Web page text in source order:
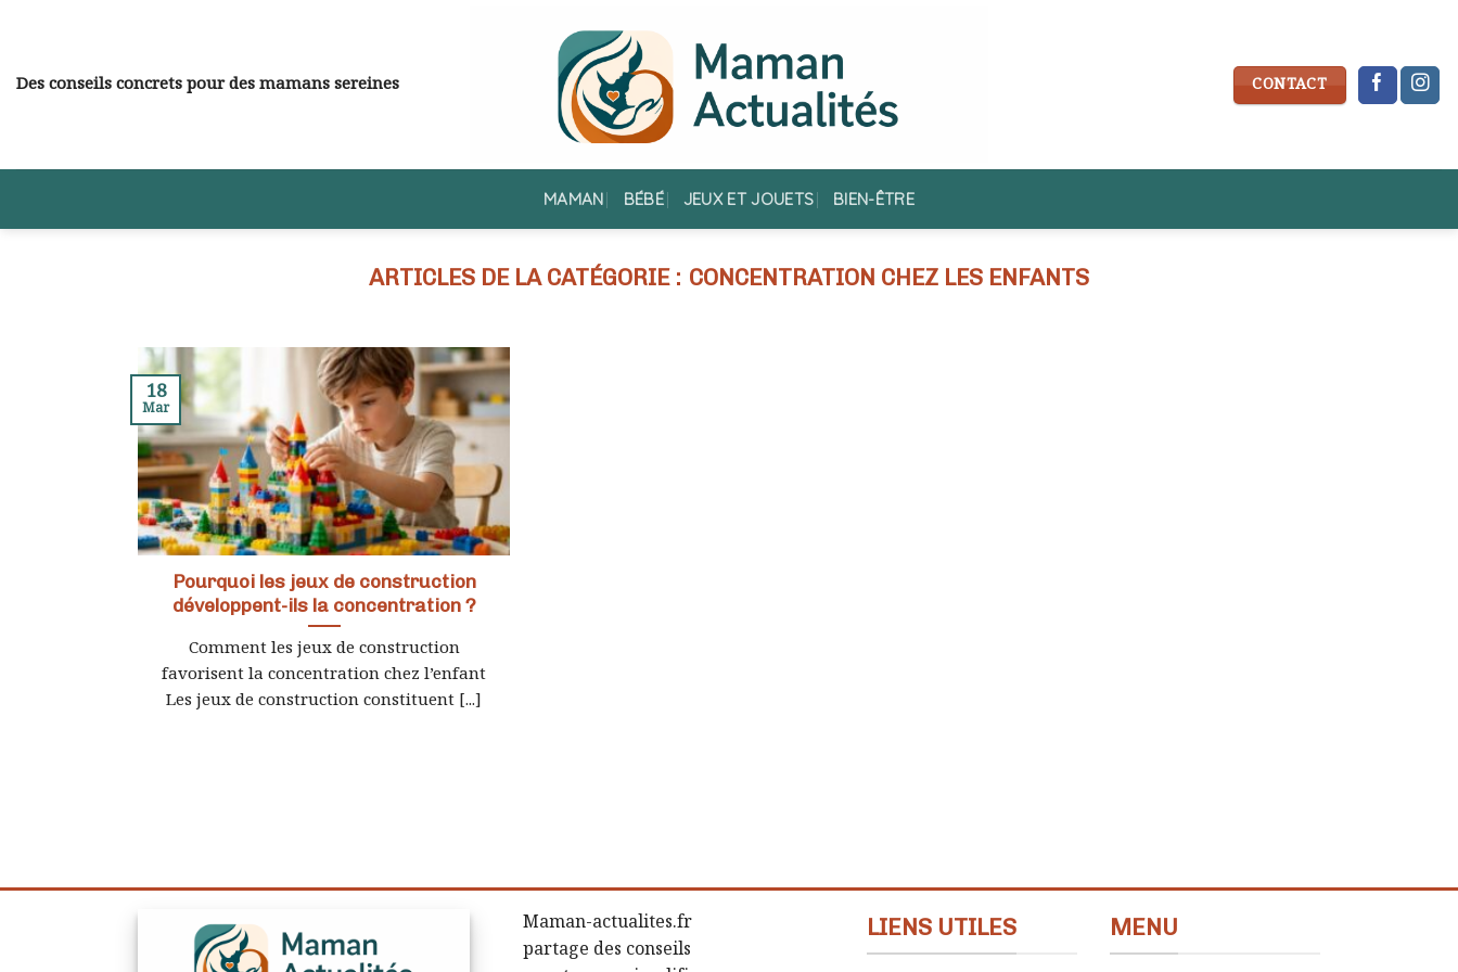
content
Des conseils concrets pour des mamans sereines CONTACT
MAMAN BÉBÉ JEUX ET JOUETS BIEN-ÊTRE
CONCENTRATION CHEZ LES ENFANTS
Pourquoi les jeux de construction
développent-ils la concentration ?
Comment les jeux de construction
favorisent la concentration chez l’enfant
Les jeux de construction constituent [...]
18
Mar
Maman-actualites.fr
partage des conseils
LIENS UTILES MENU